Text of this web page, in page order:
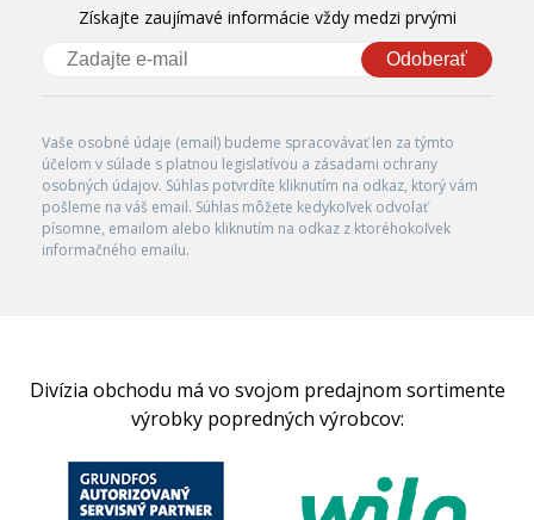
Získajte zaujímavé informácie vždy medzi prvými
Odoberať
Vaše osobné údaje (email) budeme spracovávať len za týmto
účelom v súlade s platnou legislatívou a zásadami ochrany
osobných údajov. Súhlas potvrdíte kliknutím na odkaz, ktorý vám
pošleme na váš email. Súhlas môžete kedykoľvek odvolať
písomne, emailom alebo kliknutím na odkaz z ktoréhokoľvek
informačného emailu.
Divízia obchodu má vo svojom predajnom sortimente
výrobky popredných výrobcov: